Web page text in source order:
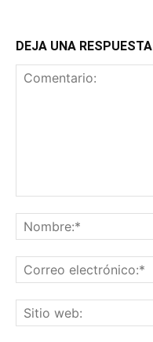
DEJA UNA RESPUESTA